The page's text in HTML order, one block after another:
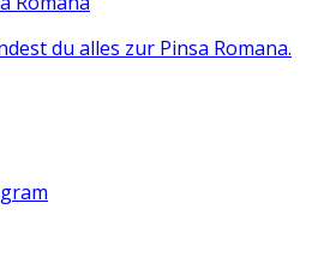
du alles zur Pinsa Romana.